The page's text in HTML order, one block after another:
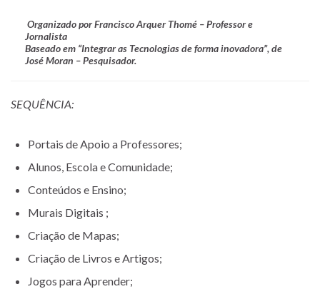
Organizado por Francisco Arquer Thomé – Professor e
Jornalista
Baseado em “Integrar as Tecnologias de forma inovadora”, de
José Moran – Pesquisador.
SEQUÊNCIA:
Portais de Apoio a Professores;
Alunos, Escola e Comunidade;
Conteúdos e Ensino;
Murais Digitais ;
Criação de Mapas;
Criação de Livros e Artigos;
Jogos para Aprender;